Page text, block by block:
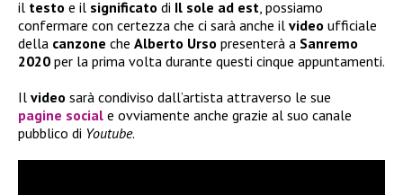
il testo e il significato di Il sole ad est , possiamo
confermare con certezza che ci sarà anche il video ufficiale
della canzone che Alberto Urso presenterà a Sanremo
2020 per la prima volta durante questi cinque appuntamenti.
Il video sarà condiviso dall’artista attraverso le sue
pagine social e ovviamente anche grazie al suo canale
pubblico di Youtube.